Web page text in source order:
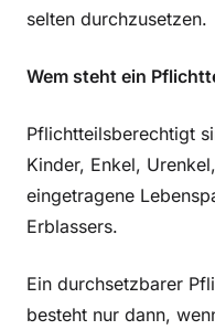
selten durchzusetzen.
Wem steht ein
Pflichtteilsberechtigt
Kinder, Enkel,
eingetragene
Erblassers.
Ein durchsetzbarer
besteht nur dann,